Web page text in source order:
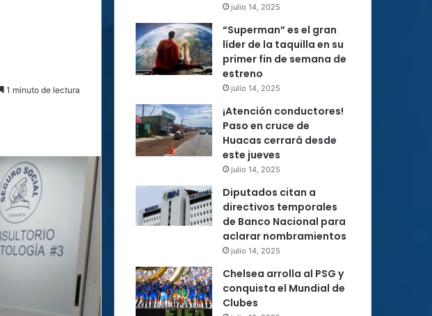
1 minuto de lectura
julio 14, 2025
“Superman” es el gran
líder de la taquilla en su
primer fin de semana de
estreno
julio 14, 2025
¡Atención conductores!
Paso en cruce de
Huacas cerrará desde
este jueves
julio 14, 2025
Diputados citan a
directivos temporales
de Banco Nacional para
aclarar nombramientos
julio 14, 2025
Chelsea arrolla al PSG y
conquista el Mundial de
Clubes